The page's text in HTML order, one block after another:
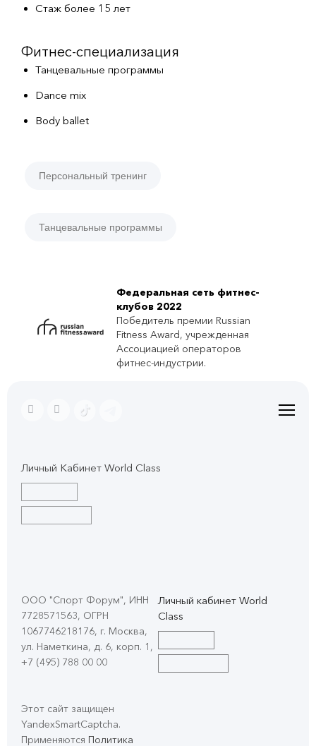
Стаж более 15 лет
Фитнес-специализация
Танцевальные программы
Dance mix
Body ballet
Персональный тренинг
Танцевальные программы
Федеральная сеть фитнес-
клубов 2022
Победитель премии Russian
Fitness Award, учрежденная
Ассоциацией операторов
фитнес-индустрии.
Личный Кабинет World Class
ООО "Спорт Форум", ИНН
7728571563, ОГРН
1067746218176, г. Москва,
ул. Наметкина, д. 6, корп. 1 ,
+7 (495) 788 00 00
Этот сайт защищен
YandexSmartCaptcha.
Применяются Политика
Личный кабинет World
Class